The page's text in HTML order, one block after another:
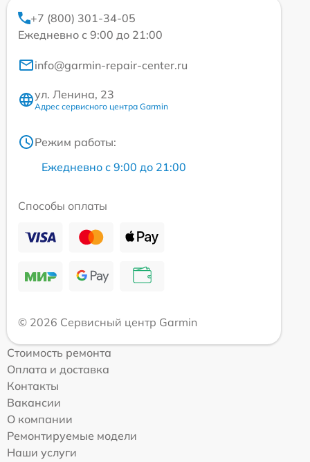
+7 (800) 301-34-05
Ежедневно с 9:00 до 21:00
info@garmin-repair-center.ru
ул. Ленина, 23
Адрес сервисного центра Garmin
Режим работы:
Ежедневно с 9:00 до 21:00
Способы оплаты
© 2026 Сервисный центр Garmin
Стоимость ремонта
Оплата и доставка
Контакты
Вакансии
О компании
Ремонтируемые модели
Наши услуги